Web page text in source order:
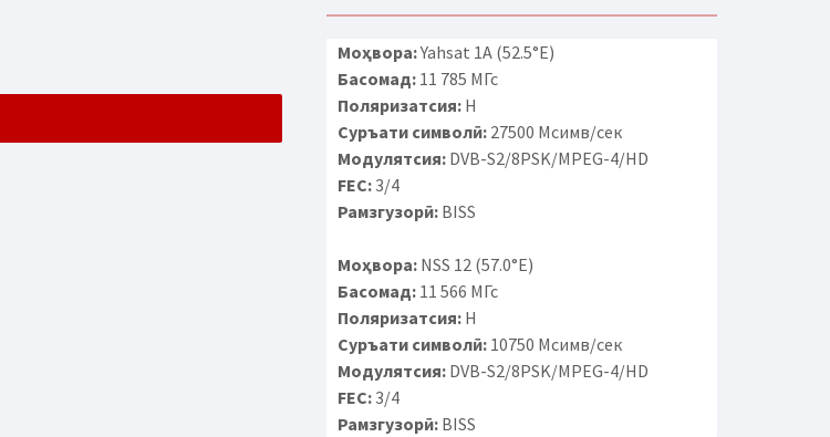
Моҳвора:Yahsat 1A (52.5°E)
Басомад:11 785 МГс
Поляризатсия:H
Суръати символӣ:27500 Мсимв/сек
Модулятсия:DVB-S2/8PSK/MPEG-4/HD
FEC:3/4
Рамзгузорӣ:BISS
Моҳвора:NSS 12 (57.0°E)
Басомад:11 566 МГс
Поляризатсия:H
Суръати символӣ:10750 Мсимв/сек
Модулятсия:DVB-S2/8PSK/MPEG-4/HD
FEC:3/4
Рамзгузорӣ:BISS